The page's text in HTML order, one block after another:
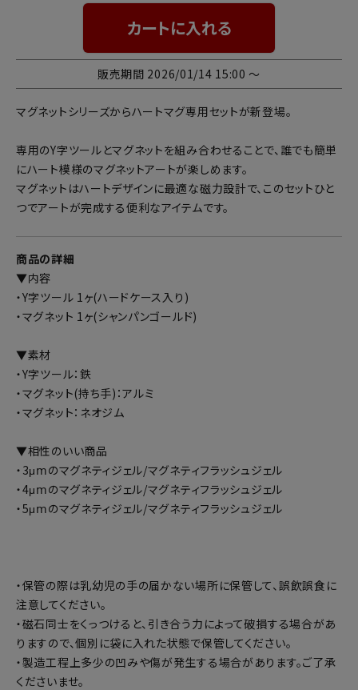
カートに入れる
販売期間 2026/01/14 15:00 〜
マグネットシリーズからハートマグ専用セットが新登場。
専用のY字ツールとマグネットを組み合わせることで、誰でも簡単
にハート模様のマグネットアートが楽しめます。
マグネットはハートデザインに最適な磁力設計で、このセットひと
つでアートが完成する便利なアイテムです。
商品の詳細
▼内容
・Y字ツール 1ヶ(ハードケース入り)
・マグネット 1ヶ(シャンパンゴールド)
▼素材
・Y字ツール：鉄
・マグネット(持ち手)：アルミ
・マグネット：ネオジム
▼相性のいい商品
・3μⅿのマグネティジェル/マグネティフラッシュジェル
・4μⅿのマグネティジェル/マグネティフラッシュジェル
・5μⅿのマグネティジェル/マグネティフラッシュジェル
・保管の際は乳幼児の手の届かない場所に保管して、誤飲誤食に
注意してください。
・磁石同士をくっつけると、引き合う力によって破損する場合があ
りますので、個別に袋に入れた状態で保管してください。
・製造工程上多少の凹みや傷が発生する場合があります。ご了承
くださいませ。